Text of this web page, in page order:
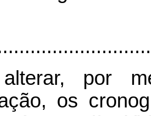
por
os